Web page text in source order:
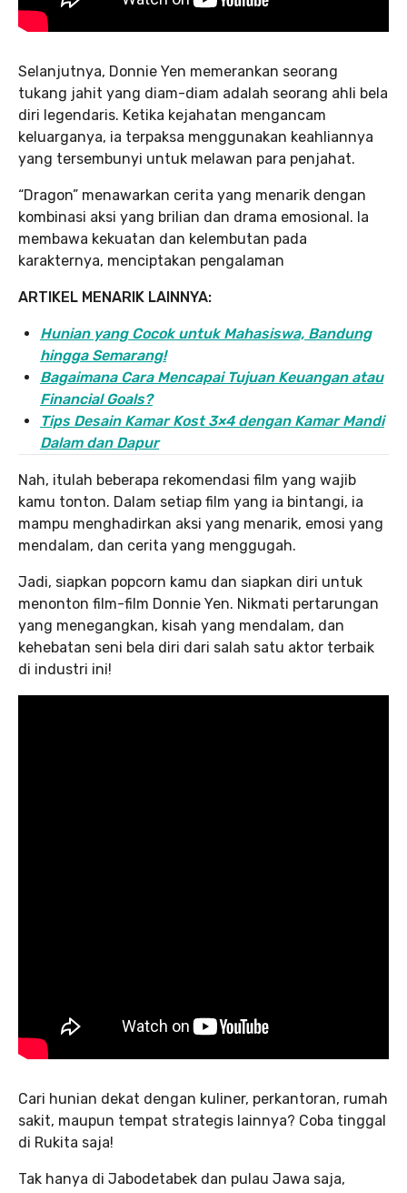
Selanjutnya, Donnie Yen memerankan seorang
tukang jahit yang diam-diam adalah seorang ahli bela
diri legendaris. Ketika kejahatan mengancam
keluarganya, ia terpaksa menggunakan keahliannya
yang tersembunyi untuk melawan para penjahat.
“Dragon” menawarkan cerita yang menarik dengan
kombinasi aksi yang brilian dan drama emosional. Ia
membawa kekuatan dan kelembutan pada
karakternya, menciptakan pengalaman
ARTIKEL MENARIK LAINNYA:
Hunian yang Cocok untuk Mahasiswa, Bandung
hingga Semarang!
Bagaimana Cara Mencapai Tujuan Keuangan atau
Financial Goals?
Tips Desain Kamar Kost 3×4 dengan Kamar Mandi
Dalam dan Dapur
Nah, itulah beberapa rekomendasi film yang wajib
kamu tonton. Dalam setiap film yang ia bintangi, ia
mampu menghadirkan aksi yang menarik, emosi yang
mendalam, dan cerita yang menggugah.
Jadi, siapkan popcorn kamu dan siapkan diri untuk
menonton film-film Donnie Yen. Nikmati pertarungan
yang menegangkan, kisah yang mendalam, dan
kehebatan seni bela diri dari salah satu aktor terbaik
di industri ini!
Cari hunian dekat dengan kuliner, perkantoran, rumah
sakit, maupun tempat strategis lainnya? Coba tinggal
di Rukita saja!
Tak hanya di Jabodetabek dan pulau Jawa saja,